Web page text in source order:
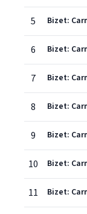
5
6 Bizet:
7
8
9
10
11 Bizet: